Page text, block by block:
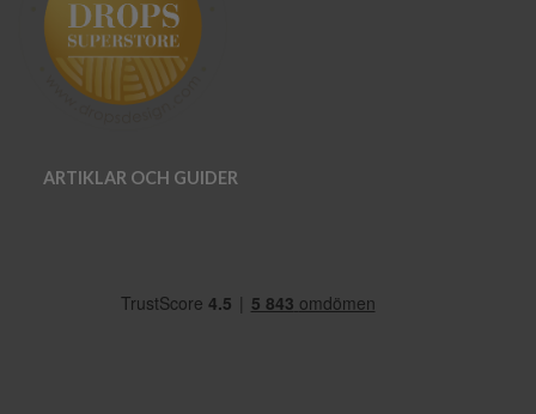
ARTIKLAR OCH GUIDER